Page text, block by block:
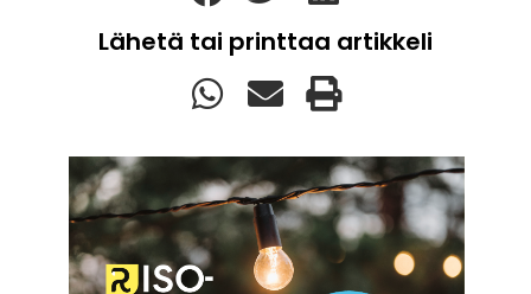
Lähetä tai printtaa artikkeli